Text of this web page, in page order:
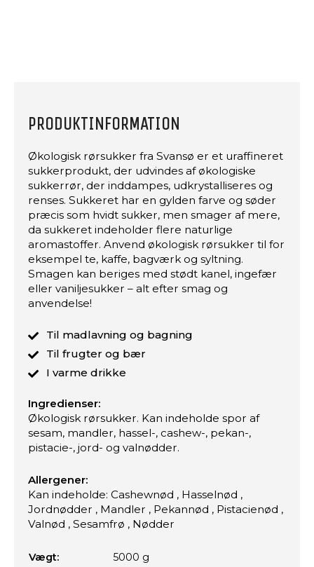
PRODUKTINFORMATION
Økologisk rørsukker fra Svansø er et uraffineret
sukkerprodukt, der udvindes af økologiske
sukkerrør, der inddampes, udkrystalliseres og
renses. Sukkeret har en gylden farve og søder
præcis som hvidt sukker, men smager af mere,
da sukkeret indeholder flere naturlige
aromastoffer. Anvend økologisk rørsukker til for
eksempel te, kaffe, bagværk og syltning.
Smagen kan beriges med stødt kanel, ingefær
eller vaniljesukker – alt efter smag og
anvendelse!
Til madlavning og bagning
Til frugter og bær
I varme drikke
Ingredienser:
Økologisk rørsukker. Kan indeholde spor af
sesam, mandler, hassel-, cashew-, pekan-,
pistacie-, jord- og valnødder.
Allergener:
Kan indeholde: Cashewnød , Hasselnød ,
Jordnødder , Mandler , Pekannød , Pistacienød ,
Valnød , Sesamfrø , Nødder
Vægt:
5000 g